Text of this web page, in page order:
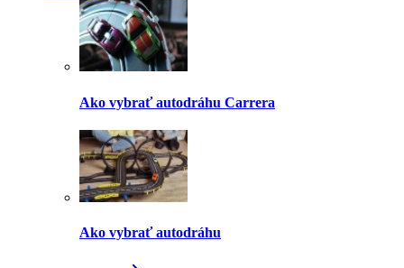
Ako vybrať autodráhu Carrera
Ako vybrať autodráhu